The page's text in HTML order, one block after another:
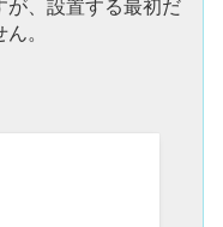
が、設置する最初だ
。